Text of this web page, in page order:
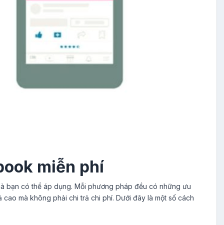
miễn phí
bạn có thể áp dụng. Mỗi phương pháp đều có những ưu
mà không phải chi trả chi phí. Dưới đây là một số cách